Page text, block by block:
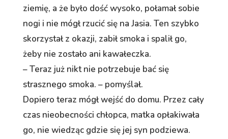
ziemię, a że było dość wysoko, połamał sobie
nogi i nie mógł rzucić się na Jasia. Ten szybko
skorzystał z okazji, zabił smoka i spalił go,
żeby nie zostało ani kawałeczka.
– Teraz już nikt nie potrzebuje bać się
strasznego smoka. – pomyślał.
Dopiero teraz mógł wejść do domu. Przez cały
czas nieobecności chłopca, matka opłakiwała
go, nie wiedząc gdzie się jej syn podziewa.